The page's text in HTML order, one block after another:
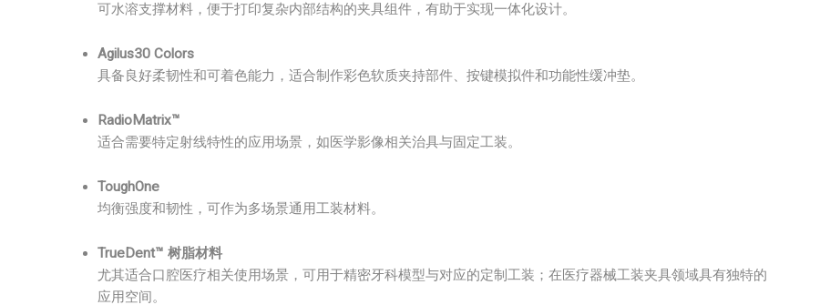
可水溶支撑材料，便于打印复杂内部结构的夹具组件，有助于实现一体化设计。
Agilus30 Colors
具备良好柔韧性和可着色能力，适合制作彩色软质夹持部件、按键模拟件和功能性缓冲垫。
RadioMatrix™
适合需要特定射线特性的应用场景，如医学影像相关治具与固定工装。
ToughOne
均衡强度和韧性，可作为多场景通用工装材料。
TrueDent™ 树脂材料
尤其适合口腔医疗相关使用场景，可用于精密牙科模型与对应的定制工装；在医疗器械工装夹具领域具有独特的
应用空间。